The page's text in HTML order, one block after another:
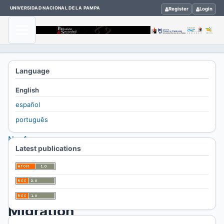
UNIVERSIDAD NACIONAL DE LA PAMPA Register Login
Home
Archives
Vol. 28
No. 1
(2021)
Dossier
Migration
Language
English
español
português
Latest publications